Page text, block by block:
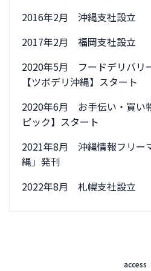
2016年2月 沖縄支社設立
2017年2月 福岡支社設立
2020年5月 フードデリバリ
【ツボデリ沖縄】スタート
2020年6月 お手伝い・買い
ピック】スタート
2021年8月 沖縄情報フリー
縄」発刊
2022年8月 札幌支社設立
access